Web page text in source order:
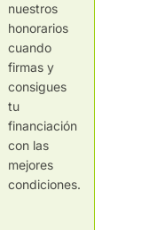
nuestros
honorarios
cuando
firmas y
consigues
tu
financiación
con las
mejores
condiciones.